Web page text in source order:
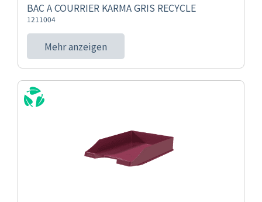
BAC A COURRIER KARMA GRIS RECYCLE
1211004
Mehr anzeigen